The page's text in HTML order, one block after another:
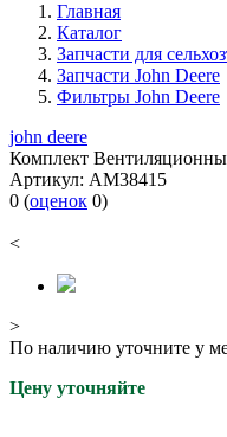
Главная
Каталог
Запчасти для
Запчасти John Deere
Фильтры John Deere
john deere
Комплект
Артикул: AM38415
0 (оценок 0)
<
>
По наличию уточните у
Цену уточняйте